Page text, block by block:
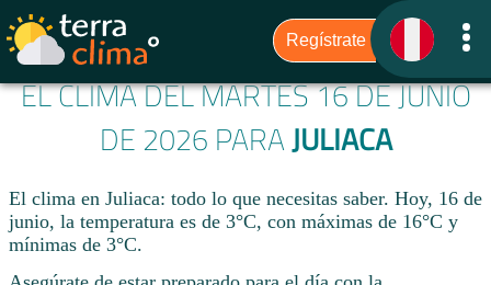
EL CLIMA DEL MARTES 16 DE JUNIO
DE 2026 PARAJULIACA
El clima en Juliaca: todo lo que necesitas saber. Hoy, 16 de
junio, la temperatura es de 3°C, con máximas de 16°C y
mínimas de 3°C.